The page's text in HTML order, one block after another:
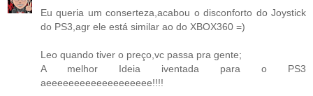
Eu queria um conserteza,acabou o disconforto do Joystick
do PS3,agr ele está similar ao do XBOX360 =)
Leo quando tiver o preço,vc passa pra gente;
A melhor Ideia iventada para o PS3
aeeeeeeeeeeeeeeeeeee!!!!